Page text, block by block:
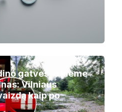
gatves, o kieme
Vilniaus
kaip po